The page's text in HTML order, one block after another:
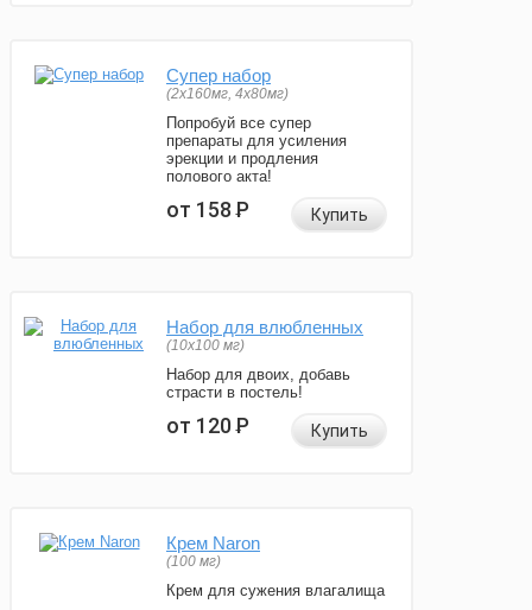
Супер набор
(2х160мг, 4х80мг)
Попробуй все супер
препараты для усиления
эрекции и продления
полового акта!
от 158Р Купить
Набор для влюбленных
(10х100 мг)
Набор для двоих, добавь
страсти в постель!
от 120Р Купить
Крем Naron
(100 мг)
Крем для сужения влагалища